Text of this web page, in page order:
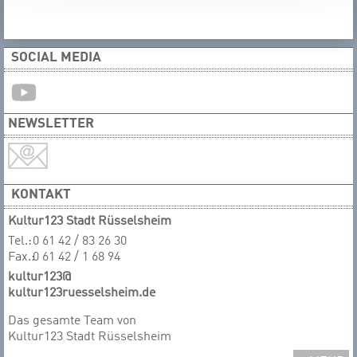
SOCIAL MEDIA
NEWSLETTER
KONTAKT
Kultur123 Stadt Rüsselsheim
Tel.:0 61 42 / 83 26 30
Fax.:0 61 42 / 1 68 94
kultur123@
kultur123ruesselsheim.de
Das gesamte T​​​​​​​eam von
Kultur123 Stadt Rüsselsheim